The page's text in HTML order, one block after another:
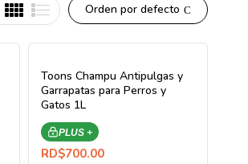
Orden por defecto
Toons Champu Antipulgas y
Garrapatas para Perros y
Gatos 1L
PLUS +
RD$700.00